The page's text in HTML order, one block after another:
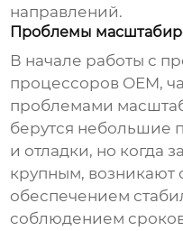
направлений.
Проблемы
В начале работы с
процессоров OEM,
проблемами
берутся небольшие
и отладки, но когда
крупным, возникают
обеспечением
соблюдением